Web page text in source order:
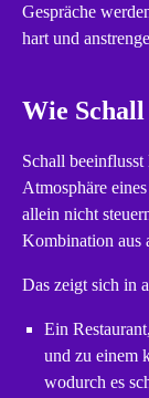
Gespräche
hart und
Wie
Schall
Atmosphäre
allein nicht
Kombination aus
Das zeigt sich in
Ein
und zu einem
wodurch es